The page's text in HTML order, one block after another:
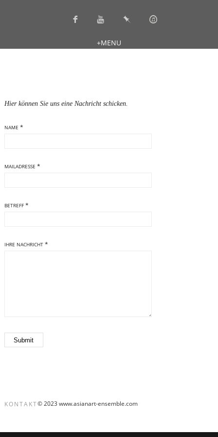
+MENU
Hier können Sie uns eine Nachricht schicken.
NAME *
MAILADRESSE *
BETREFF*
IHRE NACHRICHT*
© 2023 www.asianart-ensemble.com
KONTAKT